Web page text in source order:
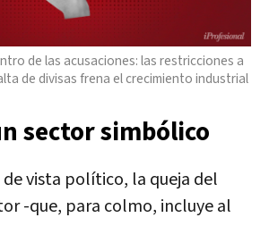
de las acusaciones: las restricciones a
de divisas frena el crecimiento industrial
sector simbólico
vista político, la queja del
-que, para colmo, incluye al